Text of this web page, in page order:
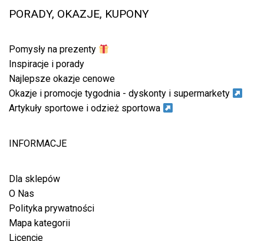
PORADY, OKAZJE, KUPONY
Pomysły na prezenty
Inspiracje i porady
Najlepsze okazje cenowe
Okazje i promocje tygodnia - dyskonty i supermarkety
Artykuły sportowe i odzież sportowa
INFORMACJE
Dla sklepów
O Nas
Polityka prywatności
Mapa kategorii
Licencje